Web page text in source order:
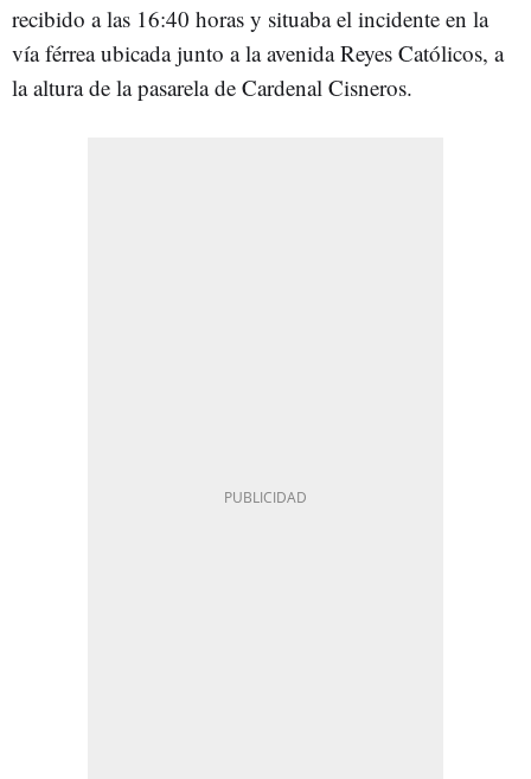
recibido a las 16:40 horas y situaba el incidente en la
vía férrea ubicada junto a la avenida Reyes Católicos, a
la altura de la pasarela de Cardenal Cisneros.